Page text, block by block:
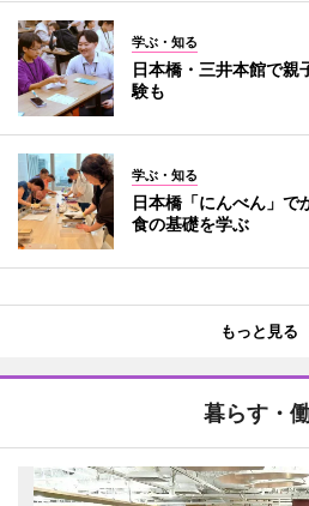
学ぶ・知る
日本橋・三井本館で
験も
学ぶ・知る
日本橋「にんべん」
食の基礎を学ぶ
もっと見る
暮らす・